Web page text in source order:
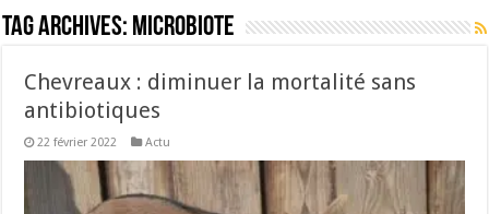
Tag Archives: microbiote
Chevreaux : diminuer la mortalité sans
antibiotiques
22 février 2022 Actu